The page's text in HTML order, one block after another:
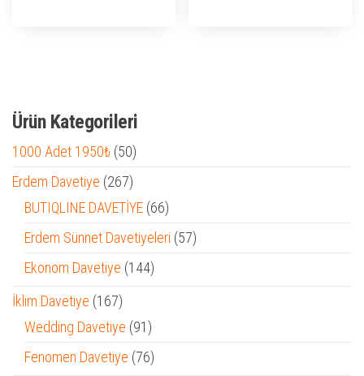
Ürün Kategorileri
1000 Adet 1950₺ 5050
Erdem Davetiye 267267
ürün
BUTIQLINE DAVETİYE 6666
ürün
Erdem Sünnet Davetiyeleri 5757
Ekonom Davetiye 144144
İklim Davetiye 167167
ürün
Wedding Davetiye 9191
ürün
Fenomen Davetiye 7676